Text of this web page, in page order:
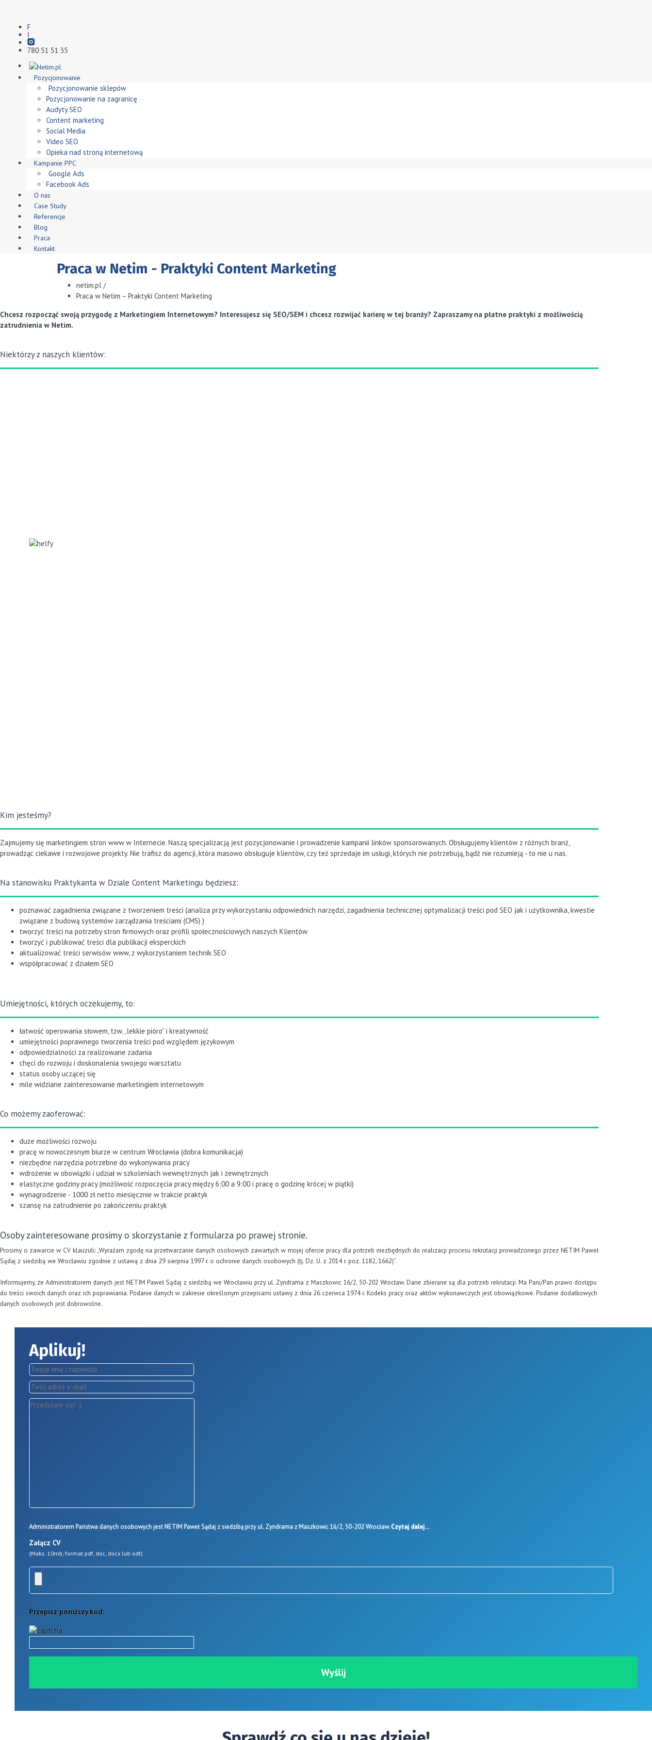
F
I
780 51 51 35
Pozycjonowanie
Pozycjonowanie sklepów
Pozycjonowanie na zagranicę
Audyty SEO
Content marketing
Social Media
Video SEO
Opieka nad stroną internetową
Kampanie PPC
Google Ads
Facebook Ads
O nas
Case Study
Referencje
Blog
Praca
Kontakt
Praca w Netim - Praktyki Content Marketing
netim.pl /
Praca w Netim – Praktyki Content Marketing
Chcesz rozpocząć swoją przygodę z Marketingiem Internetowym? Interesujesz się SEO/SEM i chcesz rozwijać karierę w tej branży? Zapraszamy na płatne praktyki z możliwością
zatrudnienia w Netim.
Niektórzy z naszych klientów:
Kim jesteśmy?
Zajmujemy się marketingiem stron www w Internecie. Naszą specjalizacją jest pozycjonowanie i prowadzenie kampanii linków sponsorowanych. Obsługujemy klientów z różnych branż,
prowadząc ciekawe i rozwojowe projekty. Nie trafisz do agencji, która masowo obsługuje klientów, czy też sprzedaje im usługi, których nie potrzebują, bądź nie rozumieją - to nie u nas.
Na stanowisku Praktykanta w Dziale Content Marketingu będziesz:
poznawać zagadnienia związane z tworzeniem treści (analiza przy wykorzystaniu odpowiednich narzędzi, zagadnienia technicznej optymalizacji treści pod SEO jak i użytkownika, kwestie
związane z budową systemów zarządzania treściami (CMS) )
tworzyć treści na potrzeby stron firmowych oraz profili społecznościowych naszych Klientów
tworzyć i publikować treści dla publikacji eksperckich
aktualizować treści serwisów www, z wykorzystaniem technik SEO
współpracować z działem SEO
Umiejętności, których oczekujemy, to:
łatwość operowania słowem, tzw. „lekkie pióro” i kreatywność
umiejętności poprawnego tworzenia treści pod względem językowym
odpowiedzialności za realizowane zadania
chęci do rozwoju i doskonalenia swojego warsztatu
status osoby uczącej się
mile widziane zainteresowanie marketingiem internetowym
Co możemy zaoferować:
duże możliwości rozwoju
pracę w nowoczesnym biurze w centrum Wrocławia (dobra komunikacja)
niezbędne narzędzia potrzebne do wykonywania pracy
wdrożenie w obowiązki i udział w szkoleniach wewnętrznych jak i zewnętrznych
elastyczne godziny pracy (możliwość rozpoczęcia pracy między 6:00 a 9:00 i pracę o godzinę krócej w piątki)
wynagrodzenie - 1000 zł netto miesięcznie w trakcie praktyk
szansę na zatrudnienie po zakończeniu praktyk
Osoby zainteresowane prosimy o skorzystanie z formularza po prawej stronie.
Prosimy o zawarcie w CV klauzuli: „Wyrażam zgodę na przetwarzanie danych osobowych zawartych w mojej ofercie pracy dla potrzeb niezbędnych do realizacji procesu rekrutacji prowadzonego przez NETIM Paweł
Sądaj z siedzibą we Wrocławiu zgodnie z ustawą z dnia 29 sierpnia 1997 r. o ochronie danych osobowych (tj. Dz. U. z 2014 r. poz. 1182, 1662)”.
Informujemy, że Administratorem danych jest NETIM Paweł Sądaj z siedzibą we Wrocławiu przy ul. Zyndrama z Maszkowic 16/2, 50-202 Wrocław. Dane zbierane są dla potrzeb rekrutacji. Ma Pani/Pan prawo dostępu
do treści swoich danych oraz ich poprawiania. Podanie danych w zakresie określonym przepisami ustawy z dnia 26 czerwca 1974 r. Kodeks pracy oraz aktów wykonawczych jest obowiązkowe. Podanie dodatkowych
danych osobowych jest dobrowolne.
Aplikuj!
Administratorem Państwa danych osobowych jest NETIM Paweł Sądaj z siedzibą przy ul. Zyndrama z Maszkowic 16/2, 50-202 Wrocław.Czytaj dalej...
Załącz CV
(Maks. 10mb, format pdf, doc, docx lub odt)
Przepisz poniższy kod: